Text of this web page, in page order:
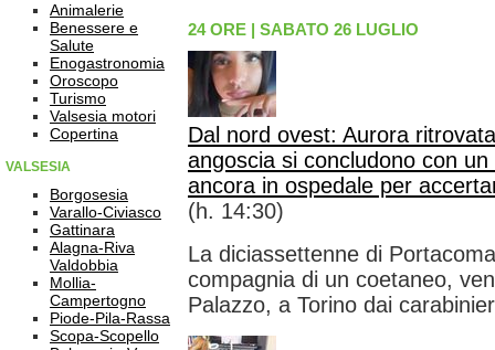
Animalerie
Benessere e
Salute
Enogastronomia
Oroscopo
Turismo
Valsesia motori
Copertina
VALSESIA
Borgosesia
Varallo-Civiasco
Gattinara
Alagna-Riva
Valdobbia
Mollia-
Campertogno
Piode-Pila-Rassa
Scopa-Scopello
24 ORE | SABATO 26 LUGLIO
Dal nord ovest: Aurora
angoscia si concludono con
ancora in ospedale per
(h. 14:30)
La diciassettenne di
compagnia di un coetaneo,
Palazzo, a Torino dai